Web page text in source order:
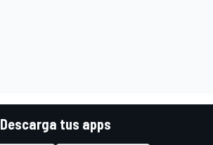
Descarga tus apps